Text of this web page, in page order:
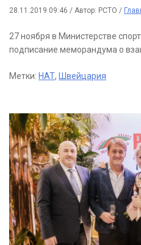
28.11.2019 09:46 / Автор: РСТО /
27 ноября в Министерстве
подписание меморандума о
Метки: НАТ, Швейцария